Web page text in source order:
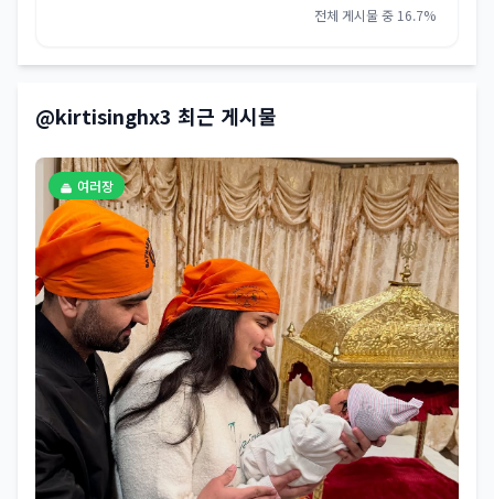
전체 게시물 중 16.7%
@kirtisinghx3 최근 게시물
여러장